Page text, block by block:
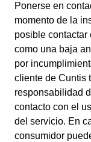
Ponerse en
momento de la
posible contactar
como una baja
por
cliente de Cuntis
responsabilidad
contacto con el
del servicio. En
consumidor